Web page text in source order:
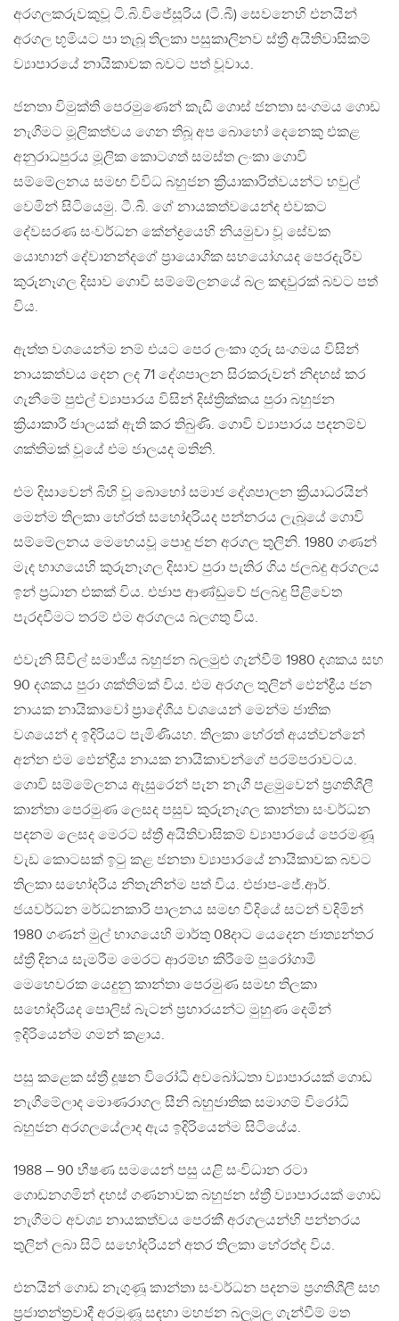
අරගලකරුවකුවූ ටි.බි.විජේසූරිය (ටී.බී) සෙවනෙහි එනයින්
අරගල භූමියට පා තැබූ තිලකා පසුකාලිනව ස්ත්‍රී අයිතිවාසිකම්
ව්‍යාපාරයේ නායිකාවක බවට පත් වූවාය.
ජනතා විමුක්ති පෙරමුණෙන් කැඩී ගොස් ජනතා සංගමය ගොඩ
නැගීමට මූලිකත්වය ගෙන තිබූ අප බොහෝ දෙනෙකු එකළ
අනුරාධපුරය මූලික කොටගත් සමස්ත ලංකා ගොවි
සම්මේලනය සමඟ විවිධ බහුජන ක්‍රියාකාරිත්වයන්ට හවුල්
වෙමින් සිටියෙමු. ටී.බී. ගේ නායකත්වයෙන්ද එවකට
දේවසරණ සංවර්ධන කේන්ද්‍රයෙහි නියමුවා වූ සේවක
යොහාන් දේවානන්දගේ ප්‍රායොගික සහයෝගයද පෙරදැරිව
කුරුනෑගල දිසාව ගොවි සම්මේලනයේ බල කඳවුරක් බවට පත්
විය.
ඇත්ත වශයෙන්ම නම් එයට පෙර ලංකා ගුරු සංගමය විසින්
නායකත්වය දෙන ලද 71 දේශපාලන සිරකරුවන් නිදහස් කර
ගැනීමේ පුළුල් ව්‍යාපාරය විසින් දිස්ත්‍රික්කය පුරා බහුජන
ක්‍රියාකාරී ජාලයක් ඇති කර තිබුණි. ගොවි ව්‍යාපාරය පදනම්ව
ශක්තිමක් වූයේ එම ජාලයද මතිනි.
එම දිසාවෙන් බිහි වූ බොහෝ සමාජ දේශපාලන ක්‍රියාධරයින්
මෙන්ම තිලකා හේරත් සහෝදරියද පන්නරය ලැබූයේ ගොවි
සම්මේලනය මෙහෙයවූ පොදු ජන අරගල තුලිනි. 1980 ගණන්
මැද භාගයෙහි කුරුනෑගල දිසාව පුරා පැතිර ගිය ජලබදු අරගලය
ඉන් ප්‍රධාන එකක් විය. එජාප ආණ්ඩුවේ ජලබදු පිළිවෙත
පැරදවීමට තරම් එම අරගලය බලගතු විය.
එවැනි සිවිල් සමාජීය බහුජන බලමුළු ගැන්වීම් 1980 දශකය සහ
90 දශකය පුරා ශක්තිමක් විය. එම අරගල තුලින් ඵෙන්ද්‍රීය ජන
නායක නායිකාවෝ ප්‍රාදේශීය වශයෙන් මෙන්ම ජාතික
වශයෙන් ද ඉදිරියට පැමිණියහ. තිලකා හේරත් අයත්වන්නේ
අන්න එම ඵෙන්ද්‍රීය නායක නායිකාවන්ගේ පරම්පරාවටය.
ගොවි සම්මේලනය ඇසුරෙන් පැන නැගී පළමුවෙන් ප්‍රගතිශීලී
කාන්තා පෙරමුණ ලෙසද පසුව කුරුනෑගල කාන්තා සංවර්ධන
පදනම ලෙසද මෙරට ස්ත්‍රී අයිතිවාසිකම් ව්‍යාපාරයේ පෙරමණූ
වැඩ කොටසක් ඉටු කළ ජනතා ව්‍යාපාරයේ නායිකාවක බවට
තිලකා සහෝදරිය නිතැනින්ම පත් විය. එජාප-ජේ.ආර්.
ජයවර්ධන මර්ධනකාරි පාලනය සමඟ වීදියේ සටන් වදිමින්
1980 ගණන් මුල් භාගයෙහි මාර්තු 08දාට යෙදෙන ජාත්‍යන්තර
ස්ත්‍රී දිනය සැමරීම මෙරට ආරම්භ කිරීමේ පුරෝගාමී
මෙහෙවරක යෙදුනු කාන්තා පෙරමුණ සමඟ තිලකා
සහෝදරියද පොලිස් බැටන් ප්‍රහාරයන්ට මුහුණ දෙමින්
ඉදිරියෙන්ම ගමන් කළාය.
පසු කළෙක ස්ත්‍රී දූෂන විරෝධී අවබෝධතා ව්‍යාපාරයක් ගොඩ
නැගීමේලාද මොණරාගල සීනි බහුජාතික සමාගම් විරෝධි
බහුජන අරගලයේලාද ඇය ඉදිරියෙන්ම සිටියේය.
1988 – 90 භීෂණ සමයෙන් පසු යළි සංවිධාන රටා
ගොඩනගමින් දහස් ගණනාවක බහුජන ස්ත්‍රී ව්‍යාපාරයක් ගොඩ
නැගීමට අවශ්‍ය නායකත්වය පෙරකී අරගලයන්හි පන්නරය
තුලින් ලබා සිටි සහෝදරියන් අතර තිලකා හේරත්ද විය.
එනයින් ගොඩ නැගුණූ කාන්තා සංවර්ධන පදනම ප්‍රගතිශීලී සහ
ප්‍රජාතන්ත්‍රවාදී අරමුණූ සඳහා මහජන බලුමුලු ගැන්වීම් මත